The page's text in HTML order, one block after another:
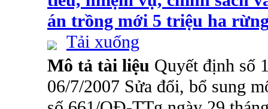
án trồng mới 5 triệu ha
Tải xuống
Mô tả tài liệu Quyết định số
06/7/2007 Sửa đổi, bổ sung